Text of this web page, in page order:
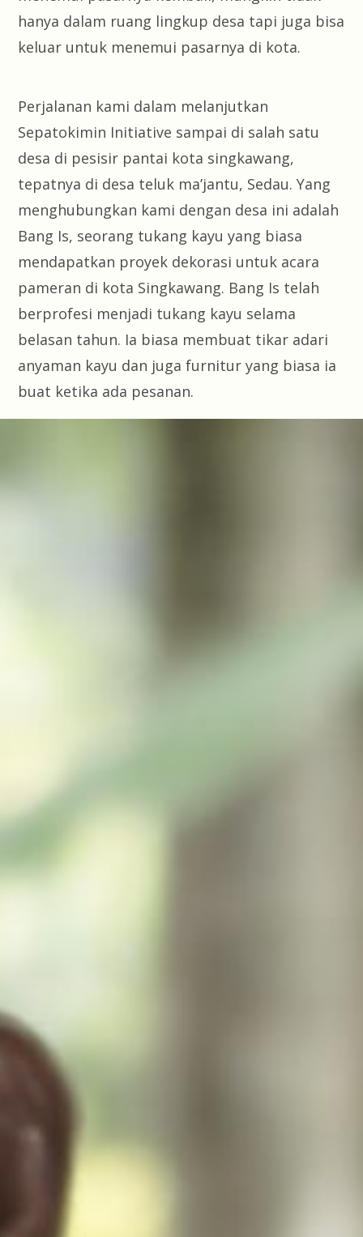
hanya dalam ruang lingkup desa tapi juga bisa
keluar untuk menemui pasarnya di kota.
Perjalanan kami dalam melanjutkan
Sepatokimin Initiative sampai di salah satu
desa di pesisir pantai kota singkawang,
tepatnya di desa teluk ma’jantu, Sedau. Yang
menghubungkan kami dengan desa ini adalah
Bang Is, seorang tukang kayu yang biasa
mendapatkan proyek dekorasi untuk acara
pameran di kota Singkawang. Bang Is telah
berprofesi menjadi tukang kayu selama
belasan tahun. Ia biasa membuat tikar adari
anyaman kayu dan juga furnitur yang biasa ia
buat ketika ada pesanan.